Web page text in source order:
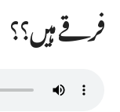
فرقے ہیں؟؟